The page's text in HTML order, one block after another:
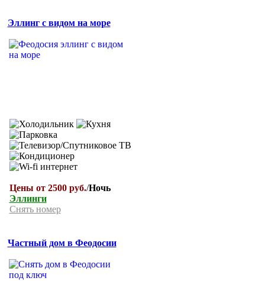
Эллинг с видом на море
Цены от 2500 руб./Ночь
Эллинги
Снять номер
Частный дом в Феодосии